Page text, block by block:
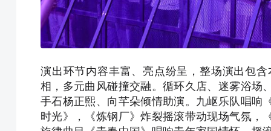
演出环节内容丰富、亮点纷呈，整场演出包
相，多元曲风碰撞交融。循环久店、迷雾浴场
手石杨正熙、向芊朵倾情助演。九岖乐队唱响
时光》，《炼钢厂》炸裂摇滚带动现场气氛，